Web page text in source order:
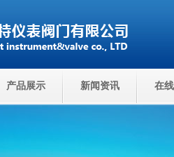
产品展示 新闻资讯 在